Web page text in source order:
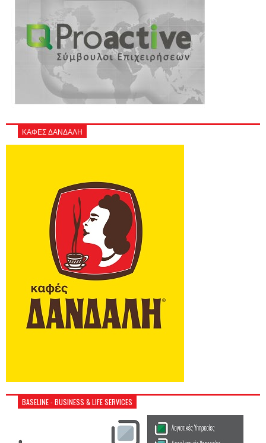
ΚΑΦΕΣ ΔΑΝΔΑΛΗ
BASELINE - BUSINESS & LIFE SERVICES